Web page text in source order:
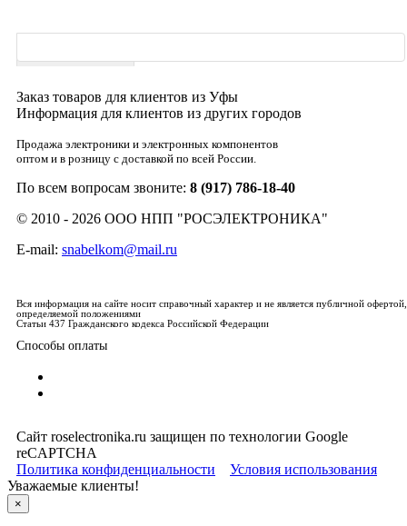
Заказ товаров для клиентов из Уфы
Информация для клиентов из других городов
Продажа электроники и электронных компонентов
оптом и в розницу с доставкой по всей России.
По всем вопросам звоните: 8 (917) 786-18-40
© 2010 - 2026 ООО НПП "РОСЭЛЕКТРОНИКА"
E-mail: snabelkom@mail.ru
Вся информация на сайте носит справочный характер и не является публичной офертой,
определяемой положениями
Статьи 437 Гражданского кодекса Российской Федерации
Способы оплаты
Сайт roselectronika.ru защищен по технологии Google
reCAPTCHA
Политика конфиденциальности
Условия использования
Уважаемые клиенты!
×